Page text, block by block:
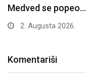
Medved se popeo…
2. Augusta 2026.
Komentariši